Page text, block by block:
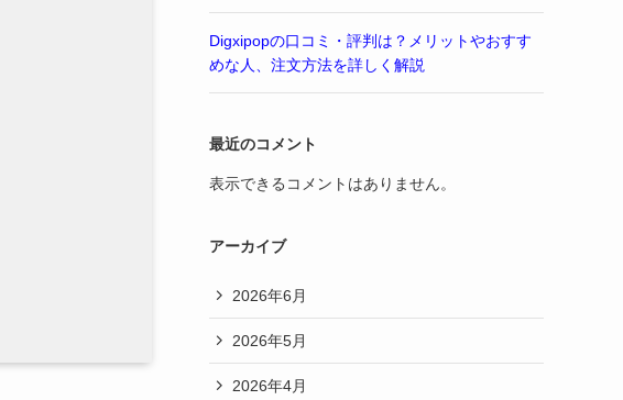
Digxipopの口コミ・評判は？メリットやおすす
めな人、注文方法を詳しく解説
最近のコメント
表示できるコメントはありません。
アーカイブ
2026年6月
2026年5月
2026年4月